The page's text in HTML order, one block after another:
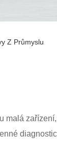
Z Průmyslu
malá